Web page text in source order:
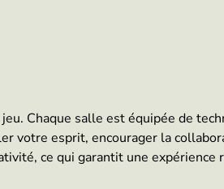
Chaque salle est équipée de
votre esprit, encourager la
ce qui garantit une expérience